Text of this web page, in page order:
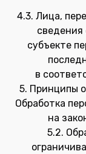
4.3. Лица,
сведения
субъекте
в
5. Принципы
Обработка
на
5.2.